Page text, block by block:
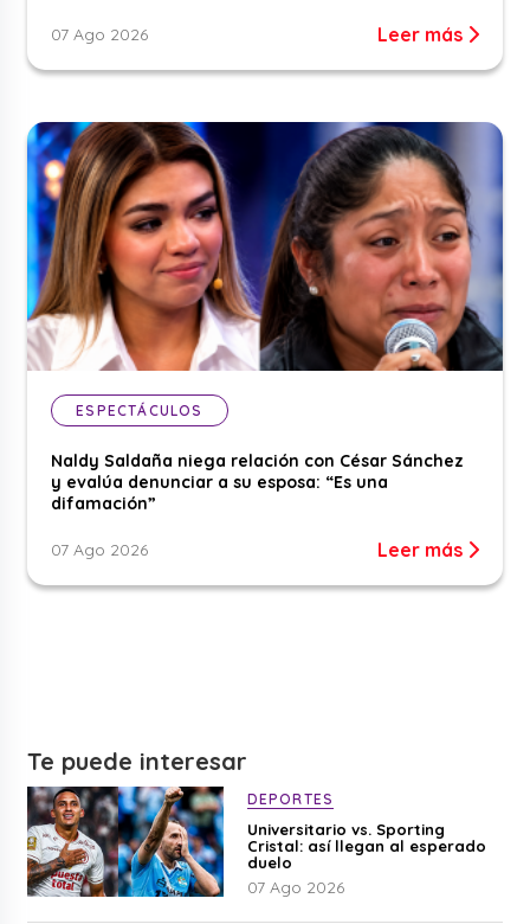
07 Ago 2026 Leer más
ESPECTÁCULOS
Naldy Saldaña niega relación con César Sánchez
y evalúa denunciar a su esposa: “Es una
difamación”
07 Ago 2026 Leer más
Te puede interesar
DEPORTES
Universitario vs. Sporting
Cristal: así llegan al esperado
duelo
07 Ago 2026